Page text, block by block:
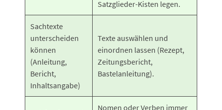
Satzglieder-Kisten legen.
Sachtexte
unterscheiden
können
(Anleitung,
Bericht,
Inhaltsangabe)
Texte auswählen und
einordnen lassen (Rezept,
Zeitungsbericht,
Bastelanleitung).
Nomen oder Verben immer